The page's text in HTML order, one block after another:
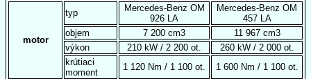
motor
typ
Mercedes-Benz OM
926 LA
Mercedes-Benz OM
457 LA
objem
7 200 cm3
11 967 cm3
výkon
210 kW / 2 200 ot.
260 kW / 2 000 ot.
krútiaci
moment
1 120 Nm / 1 100 ot. 1 600 Nm / 1 100 ot.